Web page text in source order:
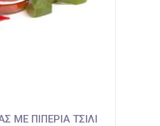
ΜΕ ΠΙΠΕΡΙΑ ΤΣΙΛΙ